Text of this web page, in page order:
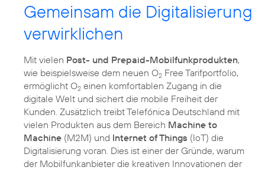
Gemeinsam die Digitalisierung
verwirklichen
Mit vielen Post- und Prepaid-Mobilfunkprodukten,
wie beispielsweise dem neuen O2 Free Tarifportfolio,
ermöglicht O2 einen komfortablen Zugang in die
digitale Welt und sichert die mobile Freiheit der
Kunden. Zusätzlich treibt Telefónica Deutschland mit
vielen Produkten aus dem Bereich Machine to
Machine (M2M) und Internet of Things (IoT) die
Digitalisierung voran. Dies ist einer der Gründe, warum
der Mobilfunkanbieter die kreativen Innovationen der